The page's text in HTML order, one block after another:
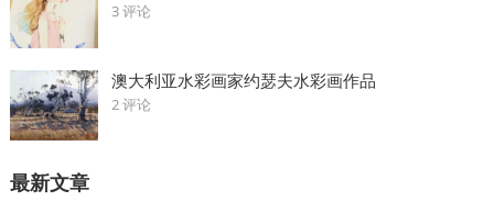
3 评论
澳大利亚水彩画家约瑟夫水彩画作品
2 评论
最新文章